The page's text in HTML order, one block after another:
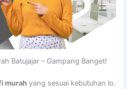
Batujajar – Gampang Banget!
murah yang sesuai kebutuhan lo.